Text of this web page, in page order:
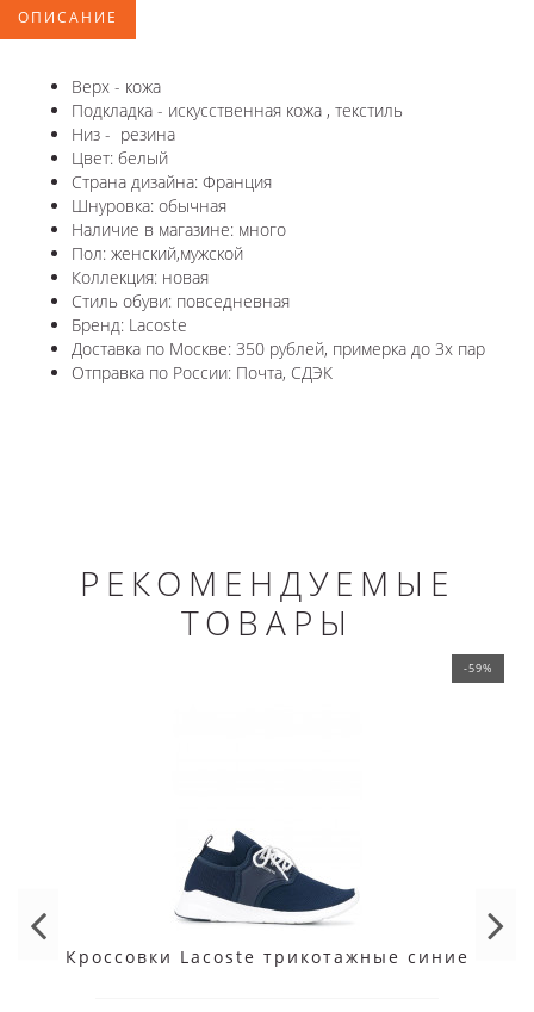
ОПИСАНИЕ
Верх - кожа
Подкладка - искусственная кожа , текстиль
Низ - резина
Цвет: белый
Страна дизайна: Франция
Шнуровка: обычная
Наличие в магазине: много
Пол: женский,мужской
Коллекция: новая
Стиль обуви: повседневная
Бренд: Lacoste
Доставка по Москве: 350 рублей, примерка до 3х пар
Отправка по России: Почта, СДЭК
РЕКОМЕНДУЕМЫЕ
ТОВАРЫ
-59%
Кроссовки Lacoste трикотажные синие